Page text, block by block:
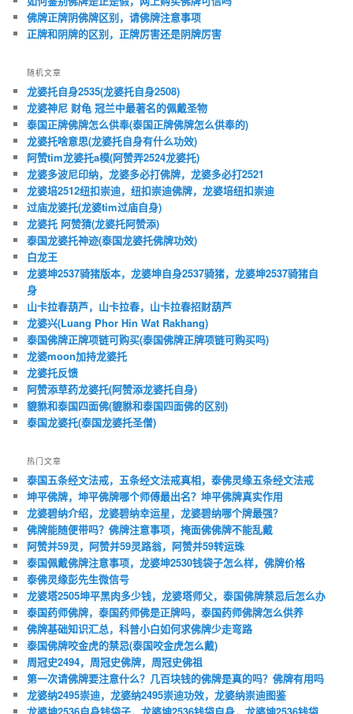
佛牌正牌阴佛牌区别，请佛牌注意事项
正牌和阴牌的区别，正牌厉害还是阴牌厉害
随机文章
龙婆托自身2535(龙婆托自身2508)
龙婆神尼 财龟 冠兰中最著名的佩戴圣物
泰国正牌佛牌怎么供奉(泰国正牌佛牌怎么供奉的)
龙婆托啥意思(龙婆托自身有什么功效)
阿赞tim龙婆托a模(阿赞弄2524龙婆托)
龙婆多波尼印纳，龙婆多必打佛牌，龙婆多必打2521
龙婆培2512纽扣崇迪，纽扣崇迪佛牌，龙婆培纽扣崇迪
过庙龙婆托(龙婆tim过庙自身)
龙婆托 阿赞猜(龙婆托阿赞添)
泰国龙婆托神迹(泰国龙婆托佛牌功效)
白龙王
龙婆坤2537骑猪版本，龙婆坤自身2537骑猪，龙婆坤2537骑猪自
身
山卡拉春葫芦，山卡拉春，山卡拉春招财葫芦
龙婆兴(Luang Phor Hin Wat Rakhang)
泰国佛牌正牌项链可购买(泰国佛牌正牌项链可购买吗)
龙婆moon加持龙婆托
龙婆托反馈
阿赞添草药龙婆托(阿赞添龙婆托自身)
貔貅和泰国四面佛(貔貅和泰国四面佛的区别)
泰国龙婆托(泰国龙婆托圣僧)
热门文章
泰国五条经文法戒，五条经文法戒真相，泰佛灵缘五条经文法戒
坤平佛牌，坤平佛牌哪个师傅最出名？坤平佛牌真实作用
龙婆碧纳介绍，龙婆碧纳幸运星，龙婆碧纳哪个牌最强？
佛牌能随便带吗？佛牌注意事项，掩面佛佛牌不能乱戴
阿赞并59灵，阿赞并59灵路翁，阿赞并59转运珠
泰国佩戴佛牌注意事项，龙婆坤2530钱袋子怎么样，佛牌价格
泰佛灵缘彭先生微信号
龙婆塔2505坤平黑肉多少钱，龙婆塔师父，泰国佛牌禁忌后怎么办
泰国药师佛牌，泰国药师佛是正牌吗，泰国药师佛牌怎么供养
佛牌基础知识汇总，科普小白如何求佛牌少走弯路
泰国佛牌咬金虎的禁忌(泰国咬金虎怎么戴)
周冠史2494，周冠史佛牌，周冠史佛祖
第一次请佛牌要注意什么？几百块钱的佛牌是真的吗？佛牌有用吗
龙婆纳2495崇迪，龙婆纳2495崇迪功效，龙婆纳崇迪图鉴